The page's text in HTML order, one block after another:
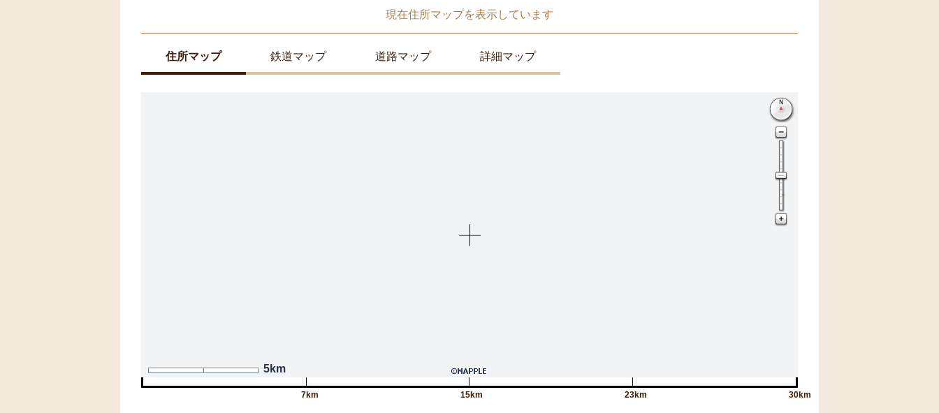
現在住所マップを表示しています
住所マップ 鉄道マップ 道路マップ 詳細マップ
5km
7km 15km 23km 30km